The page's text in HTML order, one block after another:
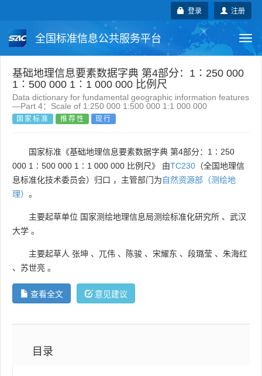
注册
登录
全国标准信息公共服务平台
国家标准 行业标准 地方标准
团体标准 企业标准 国际标准
基础地理信息要素数据字典 第4部分：1∶250 000
1∶500 000 1∶1 000 000 比例尺
Data dictionary for fundamental geographic information features
—Part 4：Scale of 1:250 000 1:500 000 1:1 000 000
国家标准 推荐性 现行
国家标准《基础地理信息要素数据字典 第4部分：1∶250
000 1∶500 000 1∶1 000 000 比例尺》 由TC230 （全国地理信
息标准化技术委员会）归口 ，主管部门为自然资源部（测绘地
理） 。
主要起草单位 国家测绘地理信息局测绘标准化研究所 、 武汉
大学 。
主要起草人 张坤 、 兀伟 、 陈骏 、 宋耀东 、 段璐莹 、 朱海红
、 苏世亮 。
查看全文 意见建议
目录